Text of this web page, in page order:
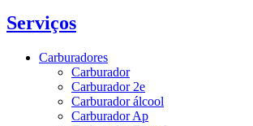
Serviços
Carburadores
Carburador
Carburador 2e
Carburador álcool
Carburador Ap